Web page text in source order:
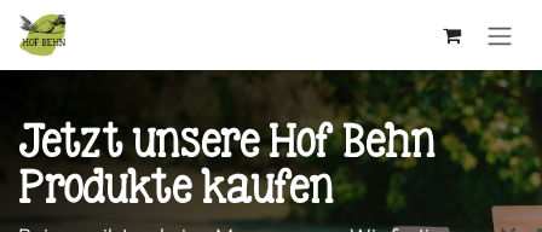
Zum Inhalt springen
Jetzt unsere Hof Behn
Produkte kaufen